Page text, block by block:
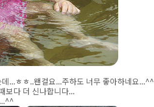
...ㅎㅎ..왠걸요...주하도 너무 좋아하네요...^^
보다 더 신나합니다...